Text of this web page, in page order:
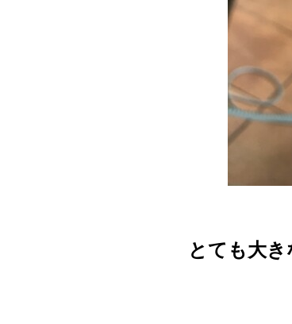
とても大